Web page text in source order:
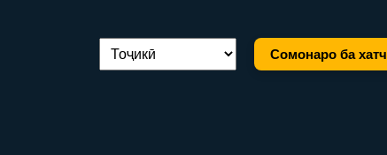
Иваз кардани забон: Сомонаро ба